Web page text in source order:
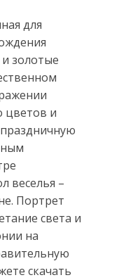
для
золотые
цветов и
веселья –
Портрет
света и
на
скачать